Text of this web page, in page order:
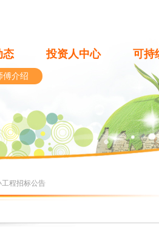
态 投资人中心 可持
傅介绍
工程招标公告